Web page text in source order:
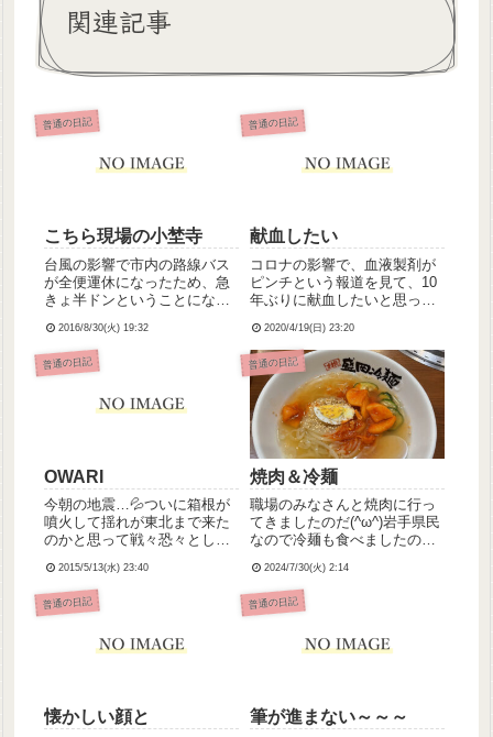
関連記事
普通の日記
こちら現場の小埜寺
台風の影響で市内の路線バス
が全便運休になったため、急
きょ半ドンということになり
きました小埜寺です。早く帰
されたのをいいことに呑気に
昼寝してたら、エリアメール
ました。17時にはすっごいざ
2016/8/30(火) 19:32
普通の日記
献血したい
コロナの影響で、血液製剤が
ピンチという報道を見て、10
年ぶりに献血したいと思った
るからやっぱダメだよなぁ…
と思って調べたら、うん、や
っぱりダメみたい😔精神科の
薬は基本飲み続けなきゃいけ
ないものだから、これからも
無理...
2020/4/19(日) 23:20
普通の日記
OWARI
今朝の地震…💦ついに箱根が
噴火して揺れが東北まで来た
のかと思って戦々恐々としま
に揺れたってことは神奈川で
どんだけ強い揺れだったんだ
よ…ッ！)と早とちり。日本は
を開けたら...
2015/5/13(水) 23:40
普通の日記
焼肉＆冷麺
職場のみなさんと焼肉に行っ
てきましたのだ(^ω^)岩手県民
なので冷麺も食べましたのだ
2024/7/30(火) 2:14
普通の日記
懐かしい顔と
普通の日記
筆が進まない～～～